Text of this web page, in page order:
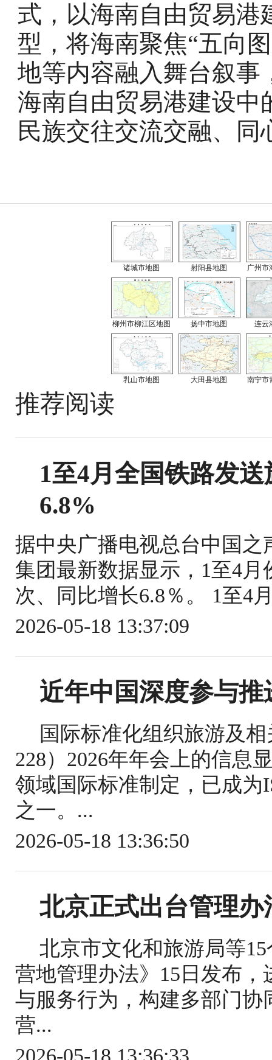
式，以海南自由贸易港
型，将海南聚焦“五向
地等内容融入舞台叙事
海南自由贸易港建设中
民族交往交流交融、同
诸城市地图 射阳县地图 广州市
柳州市柳江区地图 扬中市地图 连云
乳山市地图 大田县地图 南宁市
推荐阅读
1至4月全国铁路发
6.8%
据中央广播电视总台中国
集团最新数据显示，1至4月
次、同比增长6.8％。 1至4
2026-05-18 13:37:09
近年中国深度参与
国际标准化组织旅游及
228）2026年年会上的信息
领域国际标准制定，已成为
之一。...
2026-05-18 13:36:50
北京正式出台管理
北京市文化和旅游局等
营地管理办法》15日发布
与服务行为，构建多部门
营...
2026-05-18 13:36:33